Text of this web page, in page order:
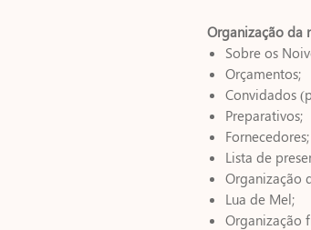
Organização da
Sobre os
Orçamentos;
Convidados
Preparativos;
Fornecedores;
Lista de
Organização
Lua de Mel;
Organização